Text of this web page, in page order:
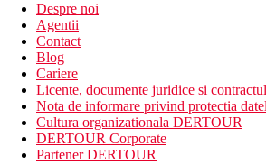
Despre noi
Agentii
Contact
Blog
Cariere
Licente, documente juridice si
Nota de informare privind protectia
Cultura organizationala DERTOUR
DERTOUR Corporate
Partener DERTOUR